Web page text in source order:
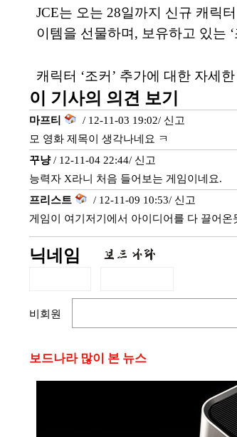
JCE는 오는 28일까지 신규 캐릭
이템을 선물하며, 보유하고 있는
캐릭터 ‘조커’ 추가에 대한 자세
이 기사의 의견 보기
마프티 / 12-11-03 19:02/ 신고
모 영화 제목이 생각나네요 ㅋ
꾸냥/ 12-11-04 22:44/ 신고
능력자 X라니 처음 들어보는 게임이네요.
프리스트
/ 12-11-09 10:53/ 신고
게임이 여기저기에서 아이디어를 다 끌어온
닉네임
비회원
보드나라 많이 본 뉴스